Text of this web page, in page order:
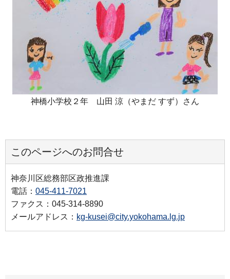
神橋小学校２年 山田 涼（やまだ すず）さん
このページへのお問合せ
神奈川区総務部区政推進課
電話： 045-411-7021
ファクス：045-314-8890
メールアドレス： kg-kusei@city.yokohama.lg.jp